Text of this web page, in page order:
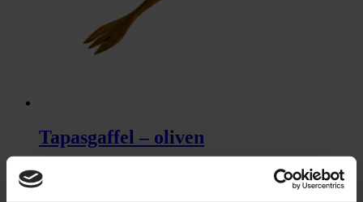
Tapasgaffel – oliven
49,95